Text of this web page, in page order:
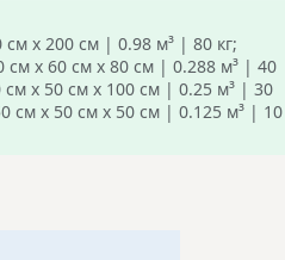
х 200 см | 0.98 м³ | 80 кг;
х 60 см х 80 см | 0.288 м³ | 40
см х 50 см х 100 см | 0.25 м³ | 30
см х 50 см х 50 см | 0.125 м³ | 10